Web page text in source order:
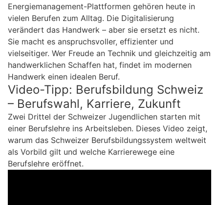
Energiemanagement-Plattformen gehören heute in
vielen Berufen zum Alltag. Die Digitalisierung
verändert das Handwerk – aber sie ersetzt es nicht.
Sie macht es anspruchsvoller, effizienter und
vielseitiger. Wer Freude an Technik und gleichzeitig am
handwerklichen Schaffen hat, findet im modernen
Handwerk einen idealen Beruf.
Video-Tipp: Berufsbildung Schweiz
– Berufswahl, Karriere, Zukunft
Zwei Drittel der Schweizer Jugendlichen starten mit
einer Berufslehre ins Arbeitsleben. Dieses Video zeigt,
warum das Schweizer Berufsbildungssystem weltweit
als Vorbild gilt und welche Karrierewege eine
Berufslehre eröffnet.